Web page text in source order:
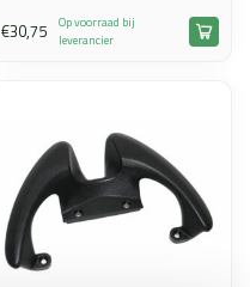
€30,75
Op voorraad bij
leverancier